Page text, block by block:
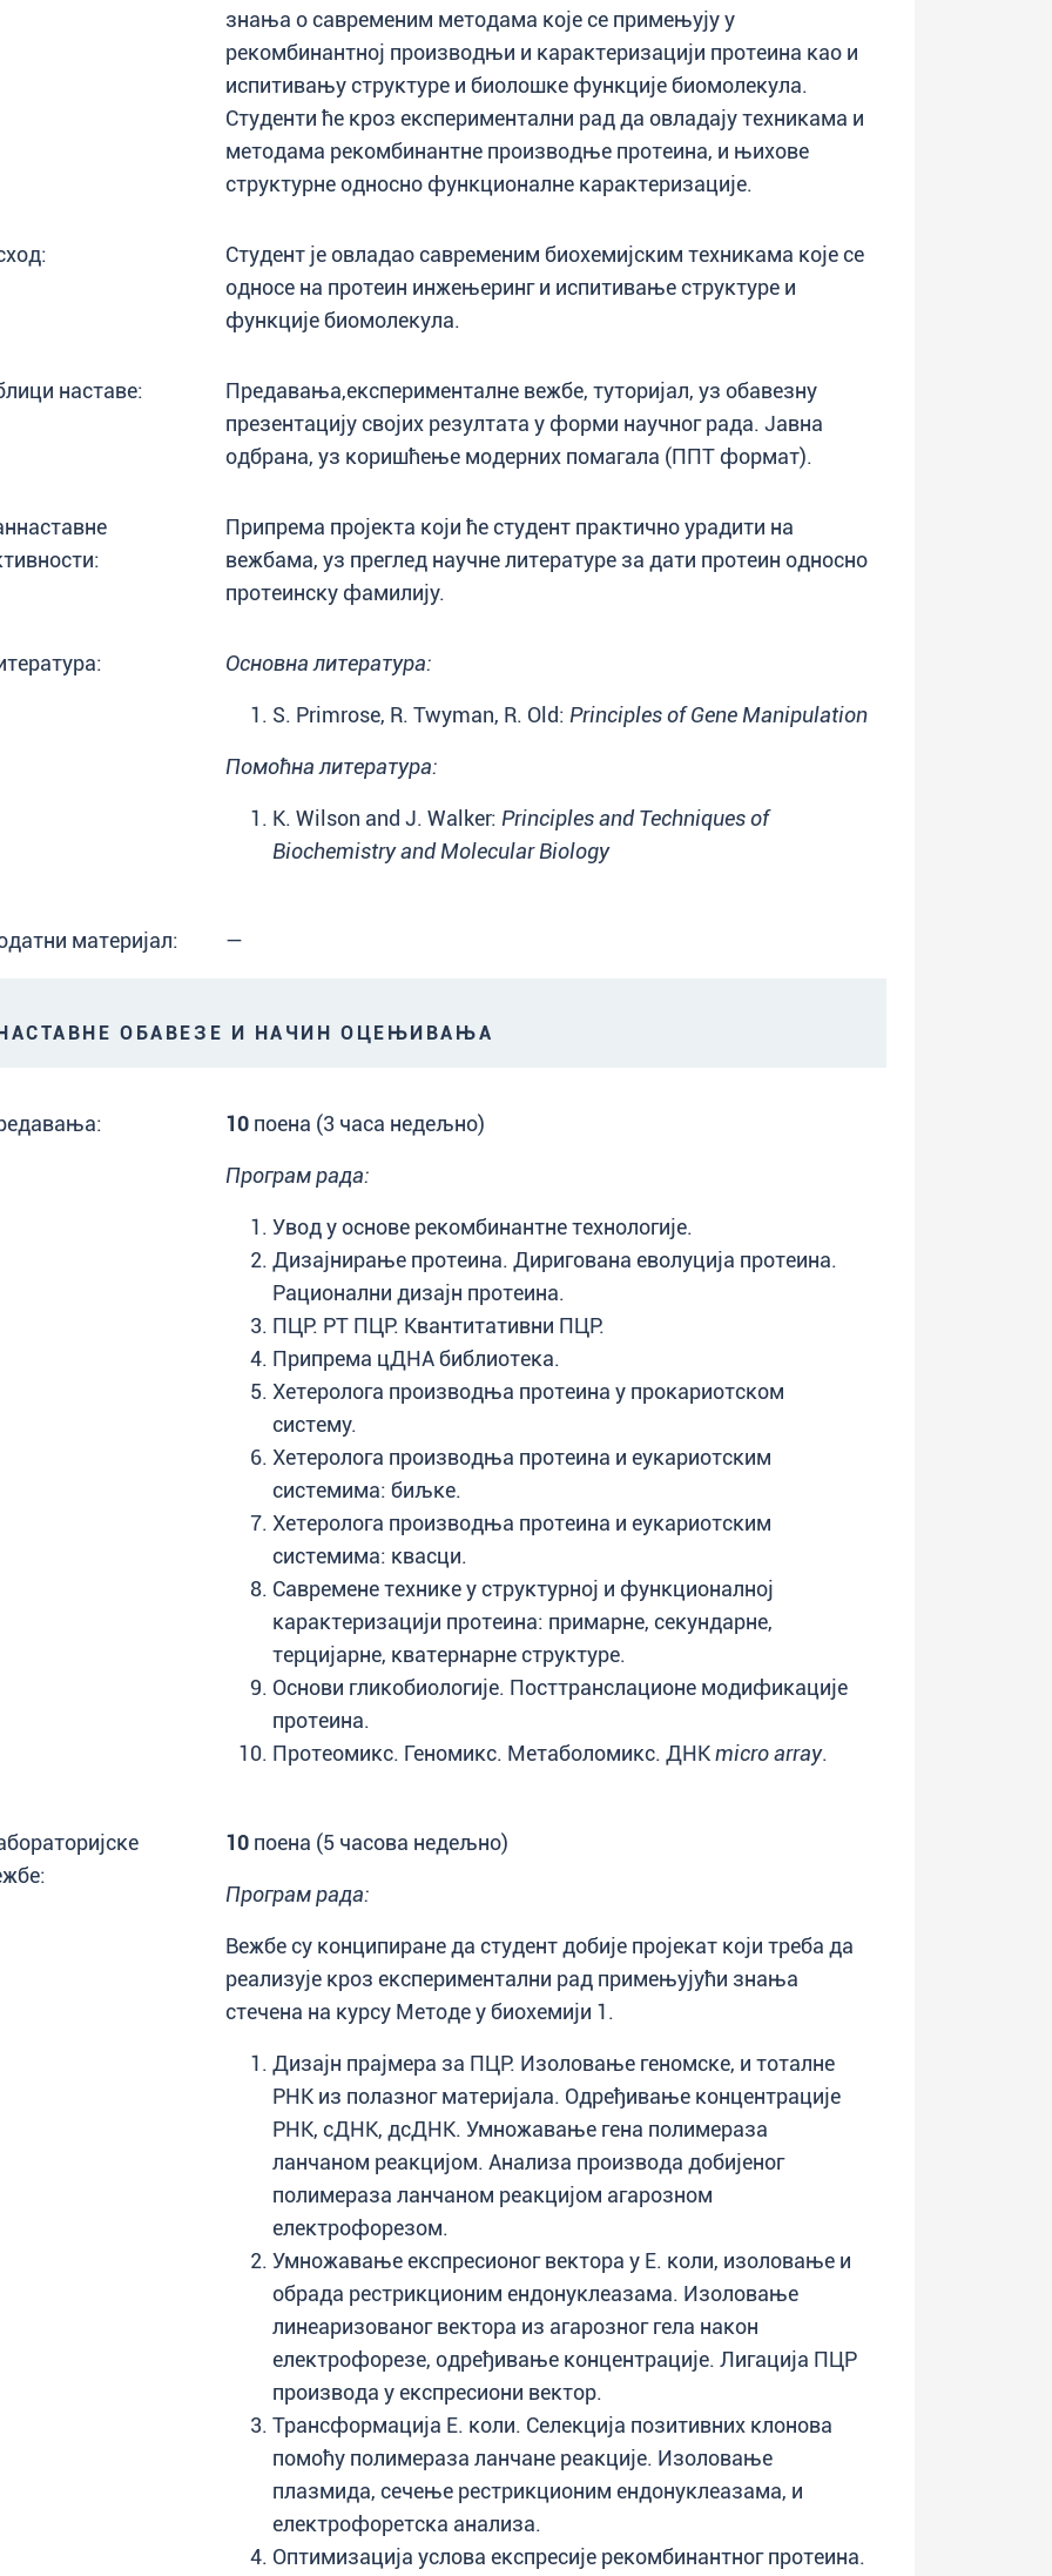
знања о савременим методама које се примењују у
рекомбинантној производњи и карактеризацији протеина као и
испитивању структуре и биолошке функције биомолекула.
Студенти ће кроз експериментални рад да овладају техникама и
методама рекомбинантне производње протеина, и њихове
структурне односно функционалне карактеризације.
Студент је овладао савременим биохемијским техникама које се
односе на протеин инжењеринг и испитивање структуре и
функције биомолекула.
наставе:
Предавања,експерименталне вежбе, туторијал, уз обавезну
презентацију својих резултата у форми научног рада. Јавна
одбрана, уз коришћење модерних помагала (ППТ формат).
Припрема пројекта који ће студент практично урадити на
вежбама, уз преглед научне литературе за дати протеин односно
протеинску фамилију.
Основна литература:
S. Primrose, R. Twyman, R. Old: Principles of Gene Manipulation
Помоћна литература:
K. Wilson and J. Walker: Principles and Techniques of
Biochemistry and Molecular Biology
материјал: —
ОБАВЕЗЕ И НАЧИН ОЦЕЊИВАЊА
10 поена (3 часа недељно)
Програм рада:
Увод у основе рекомбинантне технологије.
Дизајнирање протеина. Диригована еволуција протеина.
Рационални дизајн протеина.
ПЦР. РТ ПЦР. Квантитативни ПЦР.
Припрема цДНА библиотека.
Хетеролога производња протеина у прокариотском
систему.
Хетеролога производња протеина и еукариотским
системима: биљке.
Хетеролога производња протеина и еукариотским
системима: квасци.
Савремене технике у структурној и функционалној
карактеризацији протеина: примарне, секундарне,
терцијарне, кватернарне структуре.
Основи гликобиологије. Посттранслационе модификације
протеина.
Протеомикс. Геномикс. Метаболомикс. ДНKmicro array.
10 поена (5 часова недељно)
Програм рада:
Вежбе су конципиране да студент добије пројекат који треба да
реализује кроз експериментални рад примењујући знања
стечена на курсу Методе у биохемији 1.
Дизајн прајмера за ПЦР. Изоловање геномске, и тоталне
РНК из полазног материјала. Одређивање концентрације
РНК, сДНК, дсДНК. Умножавање гена полимераза
ланчаном реакцијом. Анализа производа добијеног
полимераза ланчаном реакцијом агарозном
електрофорезом.
Умножавање експресионог вектора у Е. коли, изоловање и
обрада рестрикционим ендонуклеазама. Изоловање
линеаризованог вектора из агарозног гела након
електрофорезе, одређивање концентрације. Лигација ПЦР
производа у експресиони вектор.
Трансформација Е. коли. Селекција позитивних клонова
помоћу полимераза ланчане реакције. Изоловање
плазмида, сечење рестрикционим ендонуклеазама, и
електрофоретска анализа.
Оптимизација услова експресије рекомбинантног протеина.